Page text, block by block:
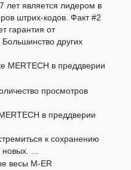
лет является лидером в
штрих-кодов. Факт #2
гарантия от
других
в преддверии
к сохранению
...